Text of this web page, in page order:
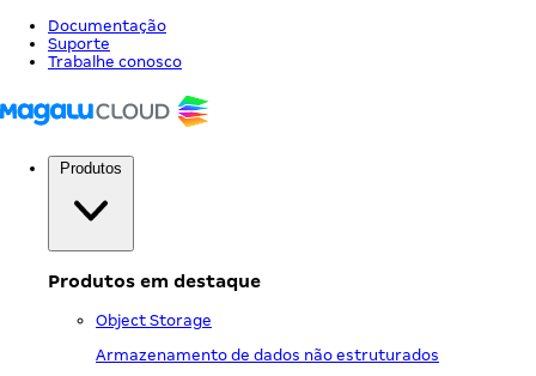
Documentação
Suporte
Trabalhe conosco
Produtos em destaque
Object Storage
Armazenamento de dados não estruturados